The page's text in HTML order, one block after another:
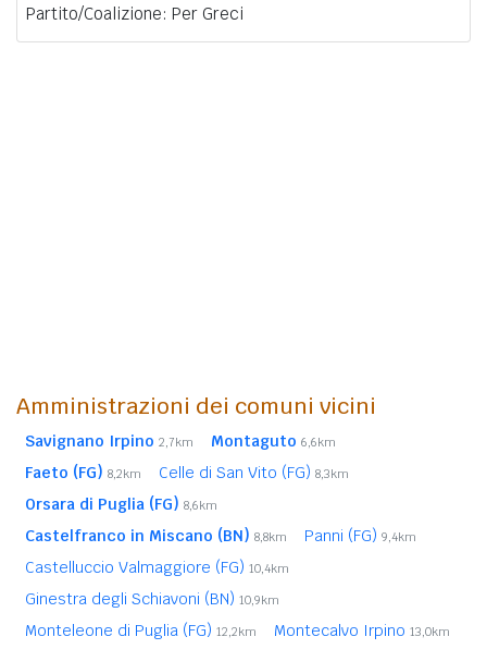
Partito/Coalizione: Per Greci
Amministrazioni dei comuni vicini
Savignano Irpino 2,7km Montaguto 6,6km
Faeto (FG) 8,2km Celle di San Vito (FG) 8,3km
Orsara di Puglia (FG) 8,6km
Castelfranco in Miscano (BN) 8,8km Panni (FG) 9,4km
Castelluccio Valmaggiore (FG) 10,4km
Ginestra degli Schiavoni (BN) 10,9km
Monteleone di Puglia (FG) 12,2km Montecalvo Irpino 13,0km